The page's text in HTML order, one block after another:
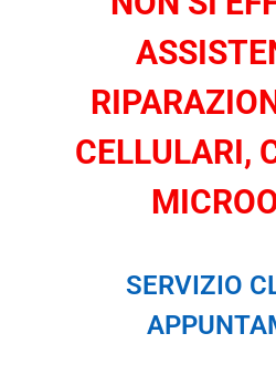
CELLULARI,
SERVIZIO